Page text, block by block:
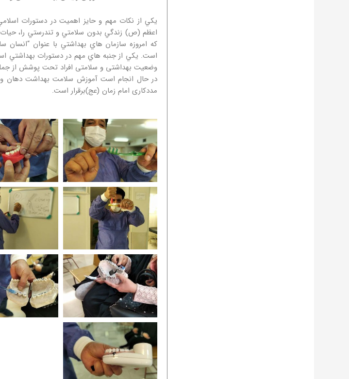
يكي از نكات مهم و حايز اهميت در دستورات
اعظم (ص) زندگي بدون سلامتي و تندرستي را، حيات
كه امروزه سازمان هاي بهداشتي با عنوان “انسان
است. يكي از جنبه هاي مهم در دستورات بهداشتي
وضعیت بهداشتی و سلامتی افراد تحت پوشش از
در حال انجام است آموزش سلامت بهداشت دهان و
مددکاری امام زمان (عج)برقرار است.